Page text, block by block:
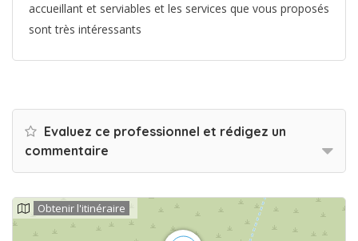
accueillant et serviables et les services que vous proposés
sont très intéressants
Evaluez ce professionnel et rédigez un
commentaire
Obtenir l'itinéraire